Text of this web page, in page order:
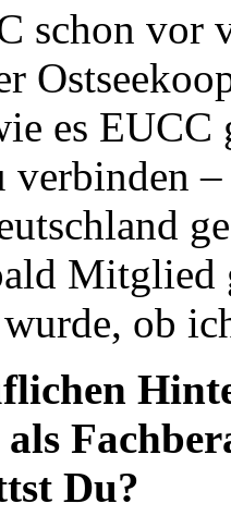
schon vor
es
verbinden
Mitglied
ob
Du?